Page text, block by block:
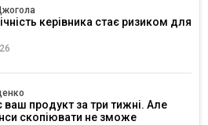
керівника стає ризиком для
ваш продукт за три тижні. Але
скопіювати не зможе